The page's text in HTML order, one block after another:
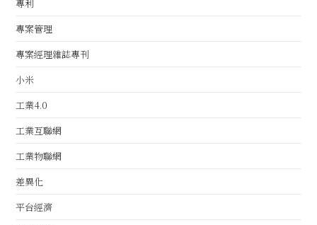
專利
專案管理
專案經理雜誌專刊
小米
工業4.0
工業互聯網
工業物聯網
差異化
平台經濟